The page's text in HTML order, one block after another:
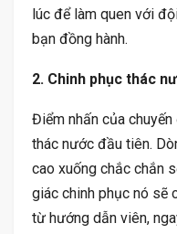
lúc để làm quen với
bạn đồng hành.
2. Chinh phục thác
Điểm nhấn của
thác nước đầu tiên.
cao xuống chắc chắn
giác chinh phục nó sẽ
từ hướng dẫn viên,